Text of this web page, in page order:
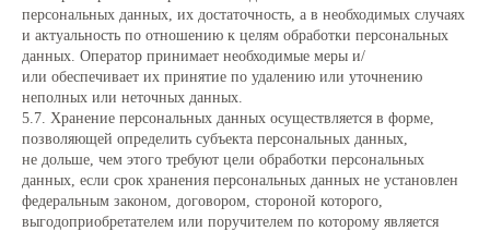
персональных данных, их достаточность, а в необходимых случаях
и актуальность по отношению к целям обработки персональных
данных. Оператор принимает необходимые меры и/
или обеспечивает их принятие по удалению или уточнению
неполных или неточных данных.
5.7. Хранение персональных данных осуществляется в форме,
позволяющей определить субъекта персональных данных,
не дольше, чем этого требуют цели обработки персональных
данных, если срок хранения персональных данных не установлен
федеральным законом, договором, стороной которого,
выгодоприобретателем или поручителем по которому является